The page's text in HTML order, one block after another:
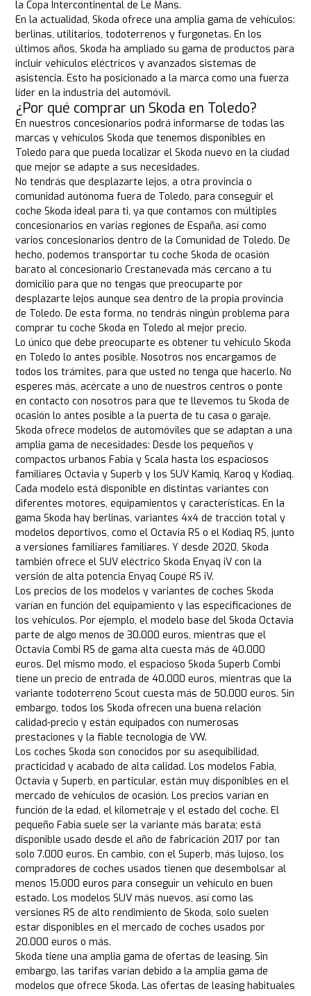
la Copa Intercontinental de Le Mans.
En la actualidad, Skoda ofrece una amplia gama de vehículos:
berlinas, utilitarios, todoterrenos y furgonetas. En los
últimos años, Skoda ha ampliado su gama de productos para
incluir vehículos eléctricos y avanzados sistemas de
asistencia. Esto ha posicionado a la marca como una fuerza
líder en la industria del automóvil.
¿Por qué comprar un Skoda en Toledo?
En nuestros concesionarios podrá informarse de todas las
marcas y vehículos Skoda que tenemos disponibles en
Toledo para que pueda localizar el Skoda nuevo en la ciudad
que mejor se adapte a sus necesidades.
No tendrás que desplazarte lejos, a otra provincia o
comunidad autónoma fuera de Toledo, para conseguir el
coche Skoda ideal para ti, ya que contamos con múltiples
concesionarios en varias regiones de España, así como
varios concesionarios dentro de la Comunidad de Toledo. De
hecho, podemos transportar tu coche Skoda de ocasión
barato al concesionario Crestanevada más cercano a tu
domicilio para que no tengas que preocuparte por
desplazarte lejos aunque sea dentro de la propia provincia
de Toledo. De esta forma, no tendrás ningún problema para
comprar tu coche Skoda en Toledo al mejor precio.
Lo único que debe preocuparte es obtener tu vehículo Skoda
en Toledo lo antes posible. Nosotros nos encargamos de
todos los trámites, para que usted no tenga que hacerlo. No
esperes más, acércate a uno de nuestros centros o ponte
en contacto con nosotros para que te llevemos tu Skoda de
ocasión lo antes posible a la puerta de tu casa o garaje.
Skoda ofrece modelos de automóviles que se adaptan a una
amplia gama de necesidades: Desde los pequeños y
compactos urbanos Fabia y Scala hasta los espaciosos
familiares Octavia y Superb y los SUV Kamiq, Karoq y Kodiaq.
Cada modelo está disponible en distintas variantes con
diferentes motores, equipamientos y características. En la
gama Skoda hay berlinas, variantes 4x4 de tracción total y
modelos deportivos, como el Octavia RS o el Kodiaq RS, junto
a versiones familiares familiares. Y desde 2020, Skoda
también ofrece el SUV eléctrico Skoda Enyaq iV con la
versión de alta potencia Enyaq Coupé RS iV.
Los precios de los modelos y variantes de coches Skoda
varían en función del equipamiento y las especificaciones de
los vehículos. Por ejemplo, el modelo base del Skoda Octavia
parte de algo menos de 30.000 euros, mientras que el
Octavia Combi RS de gama alta cuesta más de 40.000
euros. Del mismo modo, el espacioso Skoda Superb Combi
tiene un precio de entrada de 40.000 euros, mientras que la
variante todoterreno Scout cuesta más de 50.000 euros. Sin
embargo, todos los Skoda ofrecen una buena relación
calidad-precio y están equipados con numerosas
prestaciones y la fiable tecnología de VW.
Los coches Skoda son conocidos por su asequibilidad,
practicidad y acabado de alta calidad. Los modelos Fabia,
Octavia y Superb, en particular, están muy disponibles en el
mercado de vehículos de ocasión. Los precios varían en
función de la edad, el kilometraje y el estado del coche. El
pequeño Fabia suele ser la variante más barata; está
disponible usado desde el año de fabricación 2017 por tan
solo 7.000 euros. En cambio, con el Superb, más lujoso, los
compradores de coches usados tienen que desembolsar al
menos 15.000 euros para conseguir un vehículo en buen
estado. Los modelos SUV más nuevos, así como las
versiones RS de alto rendimiento de Skoda, solo suelen
estar disponibles en el mercado de coches usados por
20.000 euros o más.
Skoda tiene una amplia gama de ofertas de leasing. Sin
embargo, las tarifas varían debido a la amplia gama de
modelos que ofrece Skoda. Las ofertas de leasing habituales